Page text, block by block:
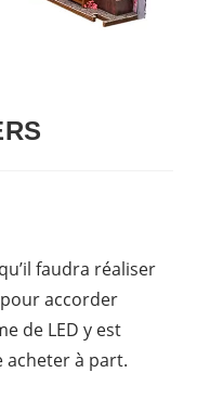
faudra réaliser
accorder
de LED y est
acheter à part.